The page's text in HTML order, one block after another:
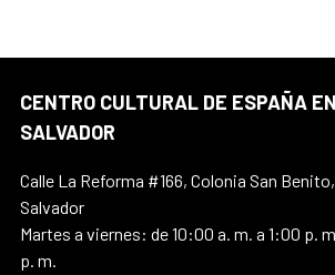
CENTRO CULTURAL DE ESPAÑA
SALVADOR
Calle La Reforma #166, Colonia San
Salvador
Martes a viernes: de 10:00 a. m. a 1:00 p.
p. m.